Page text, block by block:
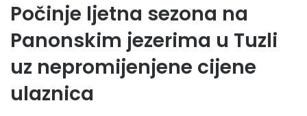
Počinje ljetna sezona na
Panonskim jezerima u Tuzli
uz nepromijenjene cijene
ulaznica